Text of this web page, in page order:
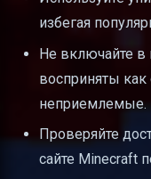
избегая
Не включайте в
восприняты
неприемлемые.
Проверяйте
сайте Minecraft